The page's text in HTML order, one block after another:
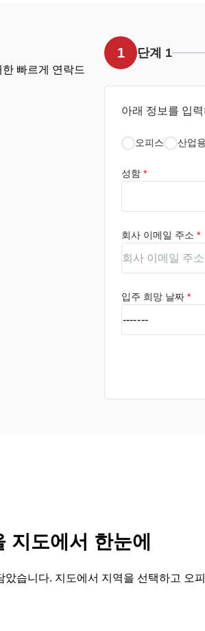
빠르게 연락드
1 단계 1
아래 정보를 입
오피스 산업
성함 *
회사 이메일 주소 *
입주 희망 날짜 *
지도에서 한눈에
습니다. 지도에서 지역을 선택하고 오